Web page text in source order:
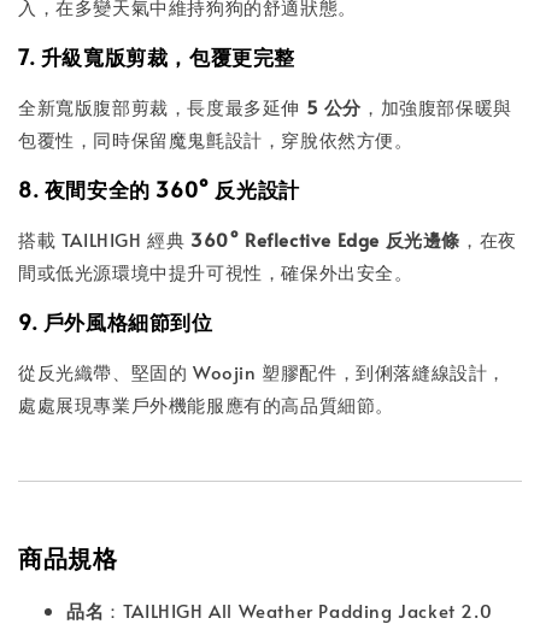
入，在多變天氣中維持狗狗的舒適狀態。
7. 升級寬版剪裁，包覆更完整
全新寬版腹部剪裁，長度最多延伸 5 公分 ，加強腹部保暖與
包覆性，同時保留魔鬼氈設計，穿脫依然方便。
8. 夜間安全的 360° 反光設計
搭載 TAILHIGH 經典 360° Reflective Edge 反光邊條 ，在夜
間或低光源環境中提升可視性，確保外出安全。
9. 戶外風格細節到位
從反光織帶、堅固的 Woojin 塑膠配件，到俐落縫線設計，
處處展現專業戶外機能服應有的高品質細節。
商品規格
品名 ：TAILHIGH All Weather Padding Jacket 2.0